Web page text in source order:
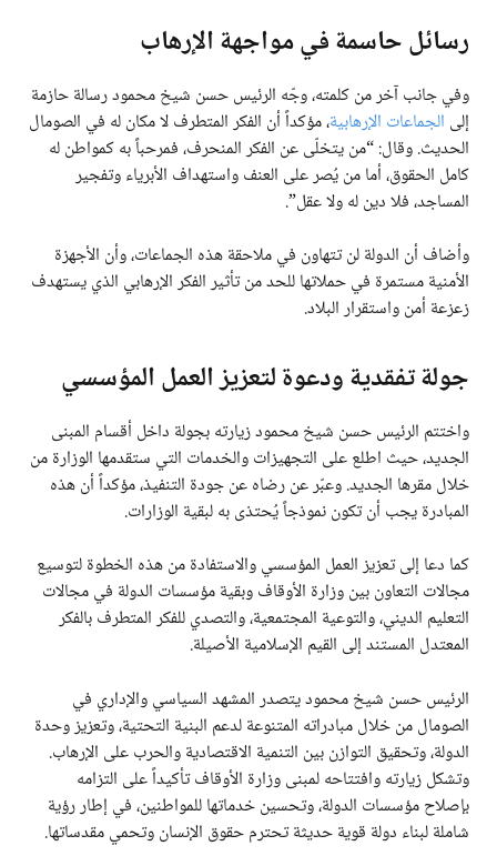
رسائل حاسمة في مواجهة الإرهاب
وفي جانب آخر من كلمته، وجّه الرئيس حسن شيخ محمود رسالة حازمة
إلى الجماعات الإرهابية، مؤكداً أن الفكر المتطرف لا مكان له في الصومال
الحديث. وقال: “من يتخلّى عن الفكر المنحرف، فمرحباً به كمواطن له
كامل الحقوق، أما من يُصر على العنف واستهداف الأبرياء وتفجير
المساجد، فلا دين له ولا عقل”.
وأضاف أن الدولة لن تتهاون في ملاحقة هذه الجماعات، وأن الأجهزة
الأمنية مستمرة في حملاتها للحد من تأثير الفكر الإرهابي الذي يستهدف
زعزعة أمن واستقرار البلاد.
جولة تفقدية ودعوة لتعزيز العمل المؤسسي
واختتم الرئيس حسن شيخ محمود زيارته بجولة داخل أقسام المبنى
الجديد، حيث اطلع على التجهيزات والخدمات التي ستقدمها الوزارة من
خلال مقرها الجديد. وعبّر عن رضاه عن جودة التنفيذ، مؤكداً أن هذه
المبادرة يجب أن تكون نموذجاً يُحتذى به لبقية الوزارات.
كما دعا إلى تعزيز العمل المؤسسي والاستفادة من هذه الخطوة لتوسيع
مجالات التعاون بين وزارة الأوقاف وبقية مؤسسات الدولة في مجالات
التعليم الديني، والتوعية المجتمعية، والتصدي للفكر المتطرف بالفكر
المعتدل المستند إلى القيم الإسلامية الأصيلة.
الرئيس حسن شيخ محمود يتصدر المشهد السياسي والإداري في
الصومال من خلال مبادراته المتنوعة لدعم البنية التحتية، وتعزيز وحدة
الدولة، وتحقيق التوازن بين التنمية الاقتصادية والحرب على الإرهاب.
وتشكل زيارته وافتتاحه لمبنى وزارة الأوقاف تأكيداً على التزامه
بإصلاح مؤسسات الدولة، وتحسين خدماتها للمواطنين، في إطار رؤية
شاملة لبناء دولة قوية حديثة تحترم حقوق الإنسان وتحمي مقدساتها.